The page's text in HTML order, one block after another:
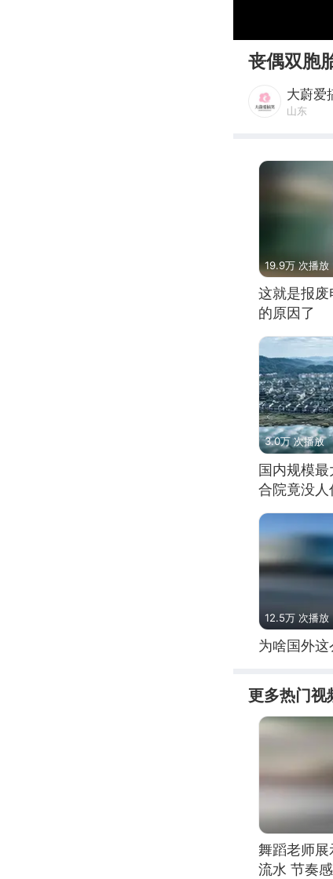
丧偶双胞
大蔚爱
山东
19.9万 次播放
这就是报
的原因了
3.0万 次播放
国内规模
合院竟没人
12.5万 次播放
为啥国外
更多热门视
舞蹈老师
流水 节奏